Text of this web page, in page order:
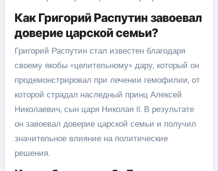
Как Григорий Распутин завоевал
доверие царской семьи?
Григорий Распутин стал известен благодаря
своему якобы «целительному» дару, который он
продемонстрировал при лечении гемофилии, от
которой страдал наследный принц Алексей
Николаевич, сын царя Николая II. В результате
он завоевал доверие царской семьи и получил
значительное влияние на политические
решения.